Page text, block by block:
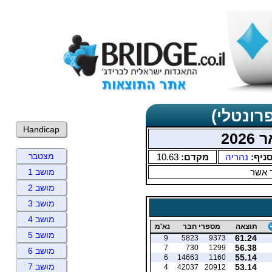
סניף: נהריה מקדם:10.63
אשר
תוצאה מספרי חבר נא'מ
61.24
9373
5823
9
56.38
1299
730
7
55.14
1160
14663
6
53.14
20912
42037
4
Handicap
מצטבר
מושב 1
מושב 2
מושב 3
מושב 4
מושב 5
מושב 6
מושב 7